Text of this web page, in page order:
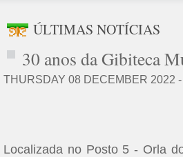
ÚLTIMAS NOTÍCIAS
30 anos da Gibiteca
THURSDAY 08 DECEMBER 2022
Localizada no Posto 5 - Orla